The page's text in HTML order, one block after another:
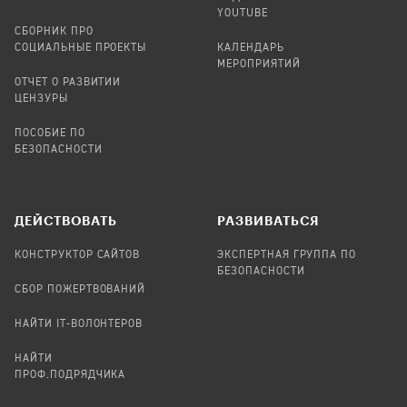
СБОРНИК ПРО
СОЦИАЛЬНЫЕ ПРОЕКТЫ
ОТЧЕТ О РАЗВИТИИ
ЦЕНЗУРЫ
ПОСОБИЕ ПО
БЕЗОПАСНОСТИ
YOUTUBE
КАЛЕНДАРЬ
МЕРОПРИЯТИЙ
ДЕЙСТВОВАТЬ
КОНСТРУКТОР САЙТОВ
СБОР ПОЖЕРТВОВАНИЙ
НАЙТИ IT-ВОЛОНТЕРОВ
НАЙТИ
ПРОФ.ПОДРЯДЧИКА
РАЗВИВАТЬСЯ
ЭКСПЕРТНАЯ ГРУППА ПО
БЕЗОПАСНОСТИ